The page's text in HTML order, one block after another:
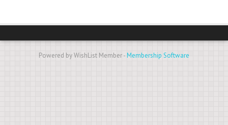
Powered by WishList Member -Membership Software